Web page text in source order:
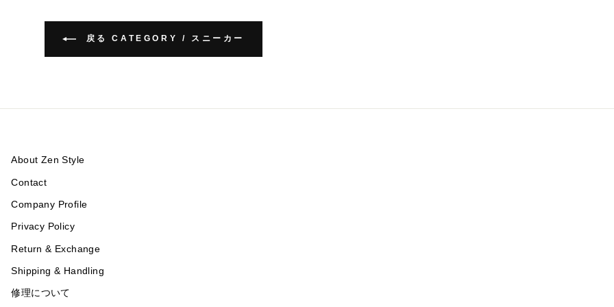
戻る CATEGORY / スニーカー
About Zen Style
Contact
Company Profile
Privacy Policy
Return & Exchange
Shipping & Handling
修理について